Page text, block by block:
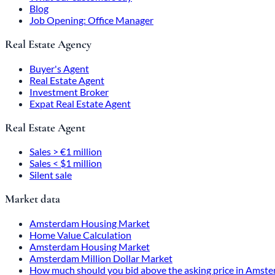
Blog
Job Opening: Office Manager
Real Estate Agency
Buyer's Agent
Real Estate Agent
Investment Broker
Expat Real Estate Agent
Real Estate Agent
Sales > €1 million
Sales < $1 million
Silent sale
Market data
Amsterdam Housing Market
Home Value Calculation
Amsterdam Housing Market
Amsterdam Million Dollar Market
How much should you bid above the asking price in